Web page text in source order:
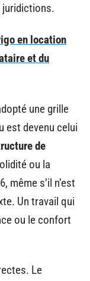
en location
et du
une grille
est devenu celui
de
ou la
même s’il n’est
Un travail qui
ou le confort
Le